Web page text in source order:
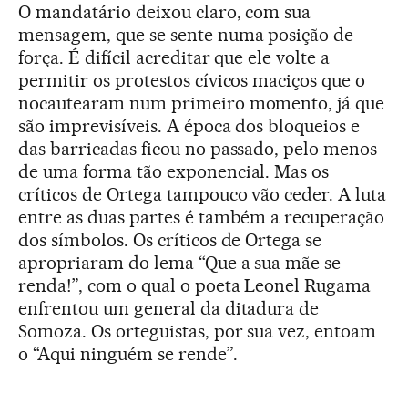
O mandatário deixou claro, com sua
mensagem, que se sente numa posição de
força. É difícil acreditar que ele volte a
permitir os protestos cívicos maciços que o
nocautearam num primeiro momento, já que
são imprevisíveis. A época dos bloqueios e
das barricadas ficou no passado, pelo menos
de uma forma tão exponencial. Mas os
críticos de Ortega tampouco vão ceder. A luta
entre as duas partes é também a recuperação
dos símbolos. Os críticos de Ortega se
apropriaram do lema “Que a sua mãe se
renda!”, com o qual o poeta Leonel Rugama
enfrentou um general da ditadura de
Somoza. Os orteguistas, por sua vez, entoam
o “Aqui ninguém se rende”.